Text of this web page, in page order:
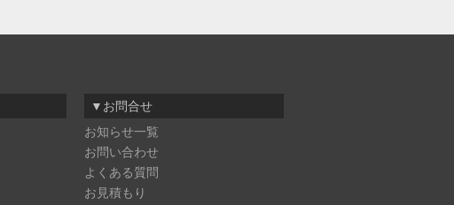
▼お問合せ
お知らせ一覧
お問い合わせ
よくある質問
お見積もり